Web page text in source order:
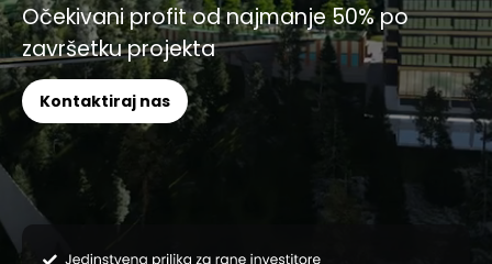
Očekivani profit od najmanje 50% po
završetku projekta
Kontaktiraj nas